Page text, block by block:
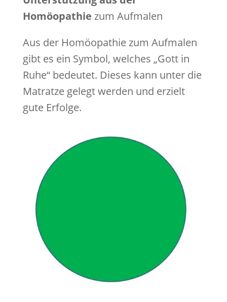
Homöopathie zum Aufmalen
Aus der Homöopathie zum Aufmalen
gibt es ein Symbol, welches „Gott in
Ruhe“ bedeutet. Dieses kann unter die
Matratze gelegt werden und erzielt
gute Erfolge.